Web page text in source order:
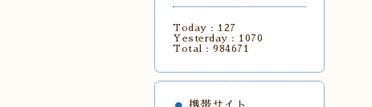
Today : 127
Yesterday : 1070
Total : 984671
携帯サイト